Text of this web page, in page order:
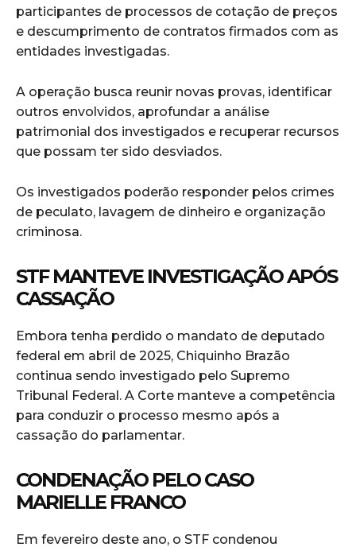
participantes de processos de cotação de preços
e descumprimento de contratos firmados com as
entidades investigadas.
A operação busca reunir novas provas, identificar
outros envolvidos, aprofundar a análise
patrimonial dos investigados e recuperar recursos
que possam ter sido desviados.
Os investigados poderão responder pelos crimes
de peculato, lavagem de dinheiro e organização
criminosa.
STF MANTEVE INVESTIGAÇÃO APÓS
CASSAÇÃO
Embora tenha perdido o mandato de deputado
federal em abril de 2025, Chiquinho Brazão
continua sendo investigado pelo Supremo
Tribunal Federal. A Corte manteve a competência
para conduzir o processo mesmo após a
cassação do parlamentar.
CONDENAÇÃO PELO CASO
MARIELLE FRANCO
Em fevereiro deste ano, o STF condenou